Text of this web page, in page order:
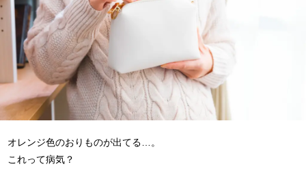
オレンジ色のおりものが出てる…。
これって病気？